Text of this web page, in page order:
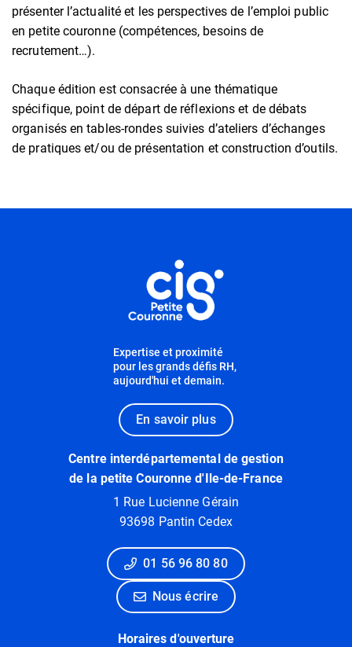
présenter l’actualité et les perspectives de l’emploi public
en petite couronne (compétences, besoins de
recrutement…).
Chaque édition est consacrée à une thématique
spécifique, point de départ de réflexions et de débats
organisés en tables-rondes suivies d’ateliers d’échanges
de pratiques et/ou de présentation et construction d’outils.
Expertise et proximité
pour les grands défis RH,
aujourd'hui et demain.
En savoir plus
Centre interdépartemental de gestion
de la petite Couronne d'Ile-de-France
1 Rue Lucienne Gérain
93698 Pantin Cedex
01 56 96 80 80
Nous écrire
Horaires d'ouverture